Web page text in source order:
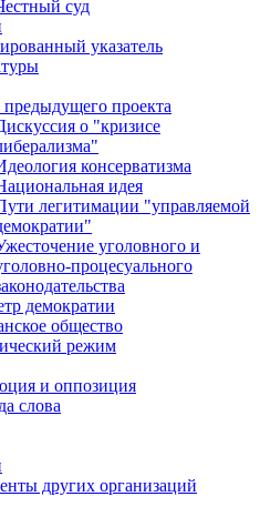
суд
указатель
проекта
о "кризисе
консерватизма
идея
легитимации "управляемой
уголовного и
процесуального
демократии
общество
режим
и оппозиция
слова
других организаций